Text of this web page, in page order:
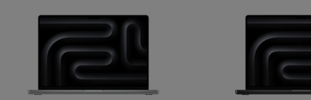
my nebo naši partneři, abychom vám mohli zobrazit vhodné obsahy nebo reklamy jak
stránkách třetích stran.